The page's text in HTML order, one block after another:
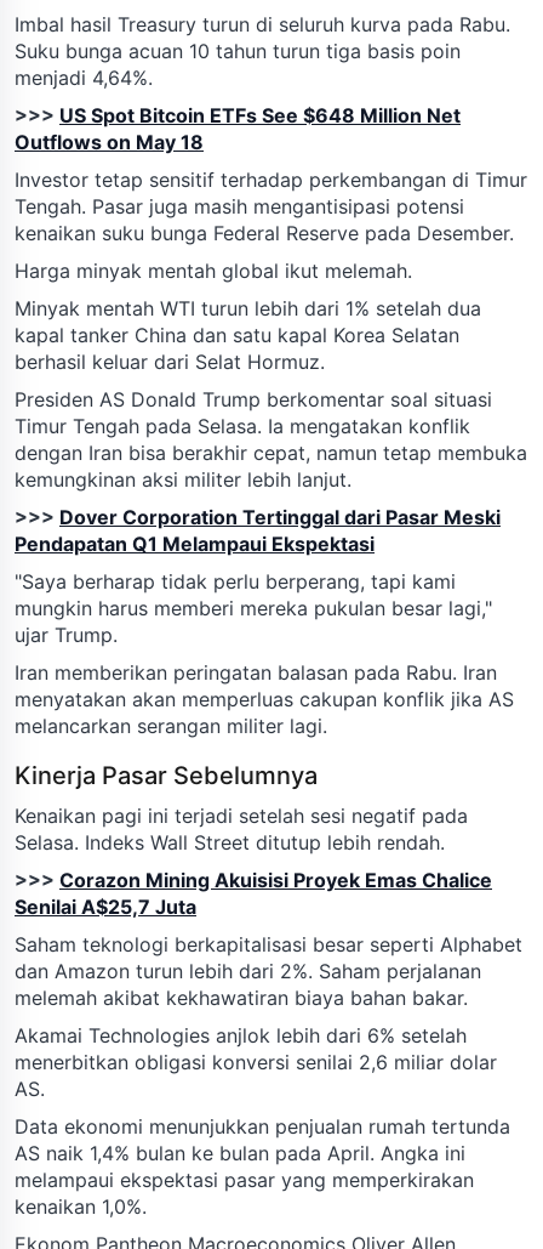
Imbal hasil Treasury turun di seluruh kurva pada Rabu.
Suku bunga acuan 10 tahun turun tiga basis poin
menjadi 4,64%.
>>> US Spot Bitcoin ETFs See $648 Million Net
Outflows on May 18
Investor tetap sensitif terhadap perkembangan di Timur
Tengah. Pasar juga masih mengantisipasi potensi
kenaikan suku bunga Federal Reserve pada Desember.
Harga minyak mentah global ikut melemah.
Minyak mentah WTI turun lebih dari 1% setelah dua
kapal tanker China dan satu kapal Korea Selatan
berhasil keluar dari Selat Hormuz.
Presiden AS Donald Trump berkomentar soal situasi
Timur Tengah pada Selasa. Ia mengatakan konflik
dengan Iran bisa berakhir cepat, namun tetap membuka
kemungkinan aksi militer lebih lanjut.
>>> Dover Corporation Tertinggal dari Pasar Meski
Pendapatan Q1 Melampaui Ekspektasi
"Saya berharap tidak perlu berperang, tapi kami
mungkin harus memberi mereka pukulan besar lagi,"
ujar Trump.
Iran memberikan peringatan balasan pada Rabu. Iran
menyatakan akan memperluas cakupan konflik jika AS
melancarkan serangan militer lagi.
Kinerja Pasar Sebelumnya
Kenaikan pagi ini terjadi setelah sesi negatif pada
Selasa. Indeks Wall Street ditutup lebih rendah.
>>> Corazon Mining Akuisisi Proyek Emas Chalice
Senilai A$25,7 Juta
Saham teknologi berkapitalisasi besar seperti Alphabet
dan Amazon turun lebih dari 2%. Saham perjalanan
melemah akibat kekhawatiran biaya bahan bakar.
Akamai Technologies anjlok lebih dari 6% setelah
menerbitkan obligasi konversi senilai 2,6 miliar dolar
AS.
Data ekonomi menunjukkan penjualan rumah tertunda
AS naik 1,4% bulan ke bulan pada April. Angka ini
melampaui ekspektasi pasar yang memperkirakan
kenaikan 1,0%.
Ekonom Pantheon Macroeconomics Oliver Allen